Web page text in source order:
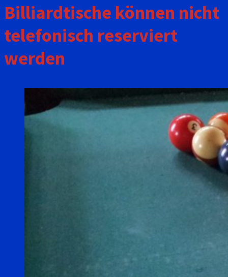
Billiardtische können nicht
telefonisch reserviert
werden